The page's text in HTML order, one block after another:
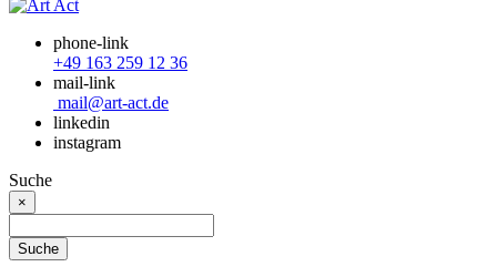
phone-link
+49 163 259 12 36
mail-link
mail@art-act.de
linkedin
instagram
Suche
×